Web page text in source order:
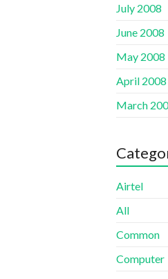
July 2008
June 2008
May 2008
April 2008
March
Airtel
All
Common
Computer